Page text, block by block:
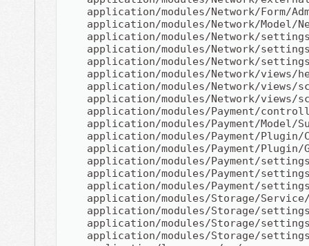
application/modules/Network/Form/
application/modules/Network/Model/
application/modules/Network/
application/modules/Network/
application/modules/Network/
application/modules/Network/views/
application/modules/Network/views/
application/modules/Network/views/
application/modules/Payment/
application/modules/Payment/Model/
application/modules/Payment/Plugin/
application/modules/Payment/Plugin/
application/modules/Payment/
application/modules/Payment/
application/modules/Payment/
application/modules/Storage/
application/modules/Storage/
application/modules/Storage/
application/modules/Storage/